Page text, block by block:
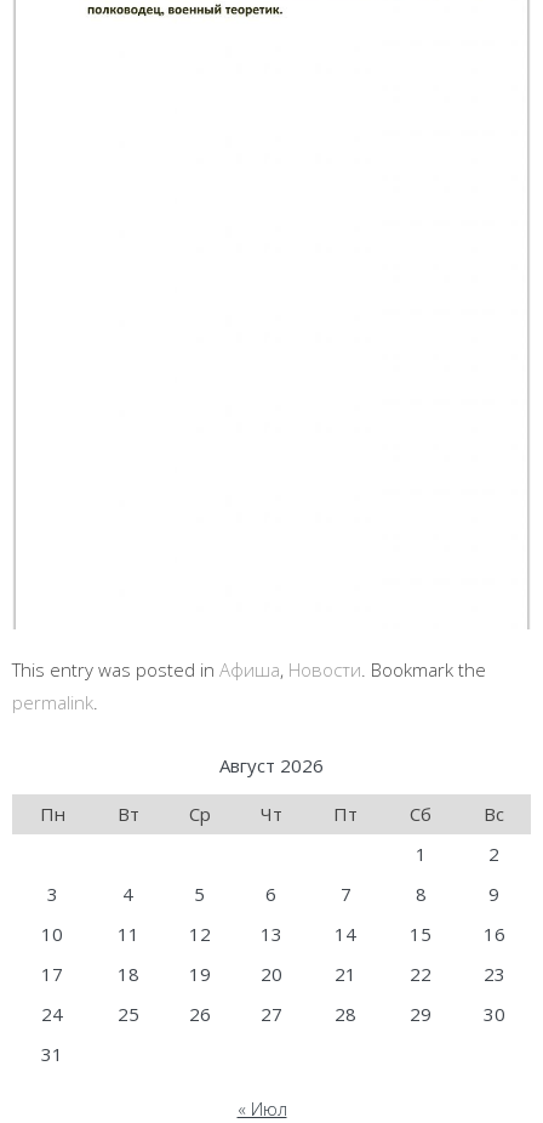
This entry was posted in Афиша, Новости. Bookmark the
permalink.
Август 2026
Пн
Вт Ср Чт Пт Сб
Вс
1
2
3
4 5 6 7 8
9
10
11 12 13 14 15
16
17
18 19 20 21 22
23
24
25 26 27 28 29
30
31
« Июл